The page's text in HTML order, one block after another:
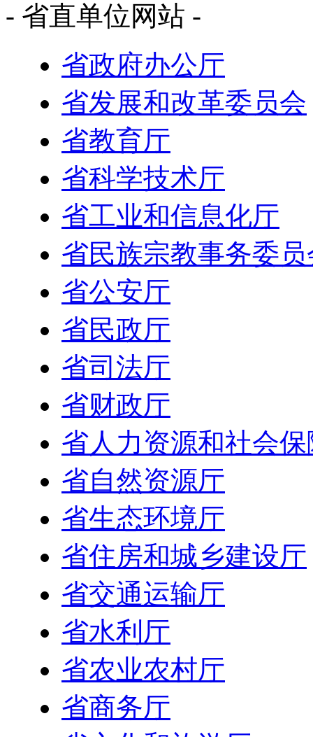
- 省直单位网站 -
省政府办公厅
省发展和改革委员会
省教育厅
省科学技术厅
省工业和信息化厅
省民族宗教事务委员
省公安厅
省民政厅
省司法厅
省财政厅
省人力资源和社会
省自然资源厅
省生态环境厅
省住房和城乡建设厅
省交通运输厅
省水利厅
省农业农村厅
省商务厅